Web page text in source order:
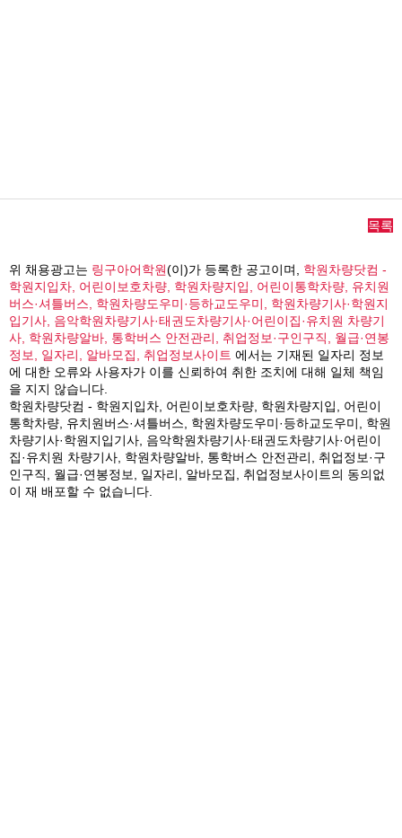
목록
위 채용광고는 링구아어학원(이)가 등록한 공고이며, 학원차량닷컴 -
학원지입차, 어린이보호차량, 학원차량지입, 어린이통학차량, 유치원
버스·셔틀버스, 학원차량도우미·등하교도우미, 학원차량기사·학원지
입기사, 음악학원차량기사·태권도차량기사·어린이집·유치원 차량기
사, 학원차량알바, 통학버스 안전관리, 취업정보·구인구직, 월급·연봉
정보, 일자리, 알바모집, 취업정보사이트 에서는 기재된 일자리 정보
에 대한 오류와 사용자가 이를 신뢰하여 취한 조치에 대해 일체 책임
을 지지 않습니다.
학원차량닷컴 - 학원지입차, 어린이보호차량, 학원차량지입, 어린이
통학차량, 유치원버스·셔틀버스, 학원차량도우미·등하교도우미, 학원
차량기사·학원지입기사, 음악학원차량기사·태권도차량기사·어린이
집·유치원 차량기사, 학원차량알바, 통학버스 안전관리, 취업정보·구
인구직, 월급·연봉정보, 일자리, 알바모집, 취업정보사이트의 동의없
이 재 배포할 수 없습니다.